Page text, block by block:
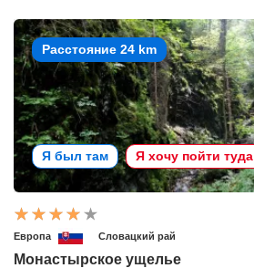
Расстояние 24 km
Я был там Я хочу пойти туда
Европа Словацкий рай
Монастырское ущелье